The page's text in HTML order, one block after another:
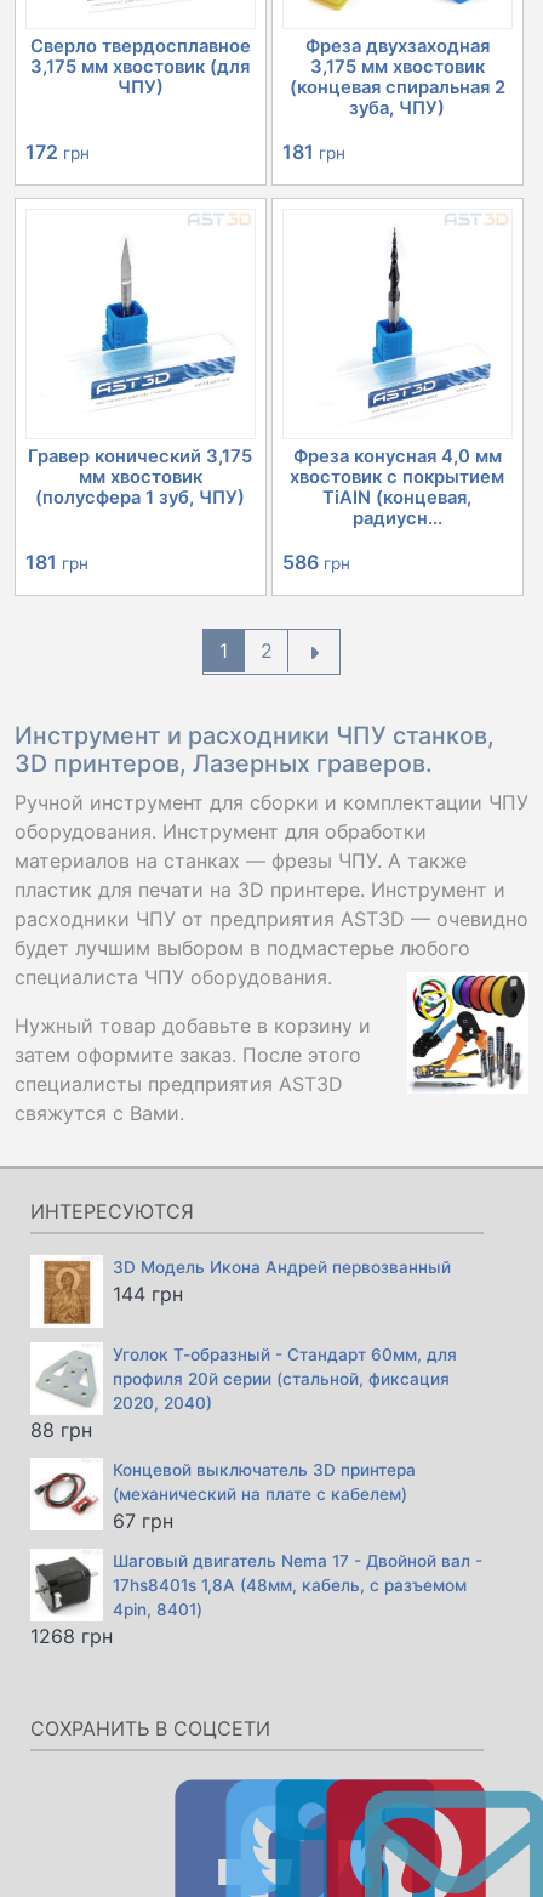
Сверло твердосплавное
3,175 мм хвостовик (для
ЧПУ)
172 грн
Фреза двухзаходная
3,175 мм хвостовик
(концевая спиральная 2
зуба, ЧПУ)
181 грн
Гравер конический 3,175
мм хвостовик
(полусфера 1 зуб, ЧПУ)
181 грн
Фреза конусная 4,0 мм
хвостовик с покрытием
TiAIN (концевая,
радиусн...
586 грн
1 2
Инструмент и расходники ЧПУ станков,
3D принтеров, Лазерных граверов.
Ручной инструмент для сборки и комплектации ЧПУ
оборудования. Инструмент для обработки
материалов на станках — фрезы ЧПУ. А также
пластик для печати на 3D принтере. Инструмент и
расходники ЧПУ от предприятия AST3D — очевидно
будет лучшим выбором в подмастерье любого
специалиста ЧПУ оборудования.
Нужный товар добавьте в корзину и
затем оформите заказ. После этого
специалисты предприятия AST3D
свяжутся с Вами.
ИНТЕРЕСУЮТСЯ
3D Модель Икона Андрей первозванный
144 грн
Уголок Т-образный - Стандарт 60мм, для
профиля 20й серии (стальной, фиксация
2020, 2040)
88 грн
Концевой выключатель 3D принтера
(механический на плате с кабелем)
67 грн
Шаговый двигатель Nema 17 - Двойной вал -
17hs8401s 1,8А (48мм, кабель, с разъемом
4pin, 8401)
1268 грн
СОХРАНИТЬ В СОЦСЕТИ